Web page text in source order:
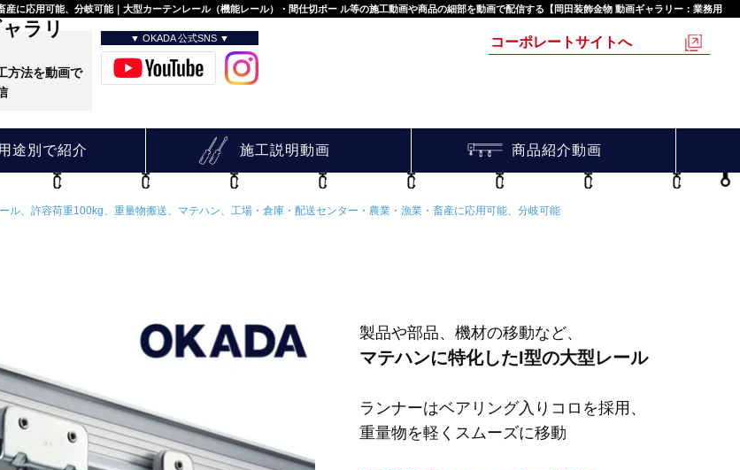
に応用可能、分岐可能｜大型カーテンレール（機能レール）・間仕切ポー ル等の施工動画や商品の細部を動画で配信する【岡田装飾金物 動画ギャラリー：業務用
ラリ
方法を動画で
▼ OKADA 公式SNS ▼ コーポレートサイトへ
途別で紹介 施工説明動画 商品紹介動画
ル、許容荷重100kg、重量物搬送、マテハン、工場・倉庫・配送センター・農業・漁業・畜産に応用可能、分岐可能
製品や部品、機材の移動など、
マテハンに特化したI型の大型レール
ランナーはベアリング入りコロを採用、
重量物を軽くスムーズに移動